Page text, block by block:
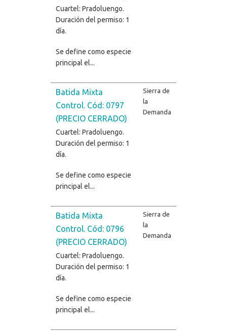
Cuartel: Pradoluengo.
Duración del permiso: 1
día.
Se define como especie
principal el...
Batida Mixta
Control. Cód: 0797
(PRECIO CERRADO)
Cuartel: Pradoluengo.
Duración del permiso: 1
día.
Se define como especie
principal el...
Sierra de
la
Demanda
Batida Mixta
Control. Cód: 0796
(PRECIO CERRADO)
Cuartel: Pradoluengo.
Duración del permiso: 1
día.
Se define como especie
principal el...
Sierra de
la
Demanda